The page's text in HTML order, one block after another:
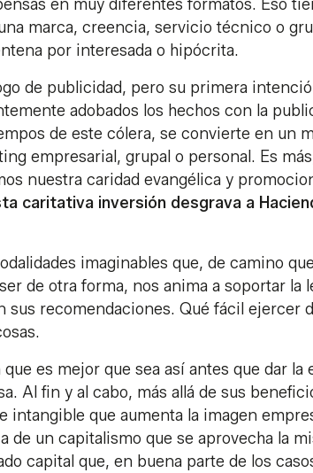
en muy diferentes formatos. Eso
marca, creencia, servicio técnico o
por interesada o hipócrita.
de publicidad, pero su primera
adobados los hechos con la
de este cólera, se convierte en un
empresarial, grupal o personal. Es
nuestra caridad evangélica y
caritativa inversión desgrava a
imaginables que, de camino
de otra forma, nos anima a soportar la
recomendaciones. Qué fácil ejercer
es mejor que sea así antes que dar la
Al fin y al cabo, más allá de sus
intangible que aumenta la imagen
de un capitalismo que se aprovecha la
capital que, en buena parte de los